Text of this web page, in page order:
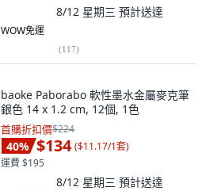
8/12 星期三 預計送達
WOW免運
(117)
baoke Paborabo 軟性墨水金屬麥克筆
銀色 14 x 1.2 cm, 12個, 1色
首購折扣價$224
40% $134 ($11.17/1套)
運費 $195
8/12 星期三 預計送達